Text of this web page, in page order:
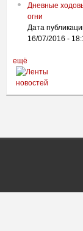
Дневные
огни
Дата
16/07/2016 -
ещё